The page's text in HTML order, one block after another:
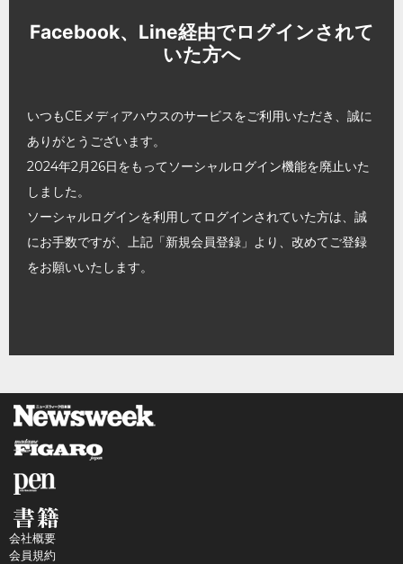
Facebook、Line経由でログインされて
いた方へ
いつもCEメディアハウスのサービスをご利用いただき、誠に
ありがとうございます。
2024年2月26日をもってソーシャルログイン機能を廃止いた
しました。
ソーシャルログインを利用してログインされていた方は、誠
にお手数ですが、上記「新規会員登録」より、改めてご登録
をお願いいたします。
会社概要
会員規約